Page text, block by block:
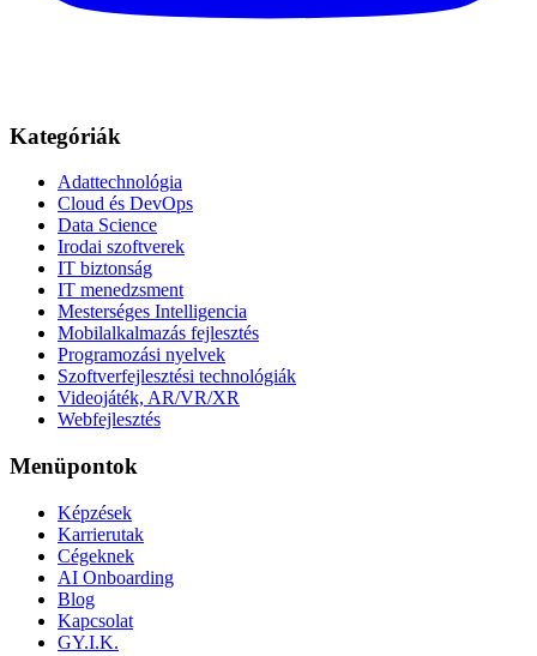
Kategóriák
Adattechnológia
Cloud és DevOps
Data Science
Irodai szoftverek
IT biztonság
IT menedzsment
Mesterséges Intelligencia
Mobilalkalmazás fejlesztés
Programozási nyelvek
Szoftverfejlesztési technológiák
Videojáték, AR/VR/XR
Webfejlesztés
Menüpontok
Képzések
Karrierutak
Cégeknek
AI Onboarding
Blog
Kapcsolat
GY.I.K.